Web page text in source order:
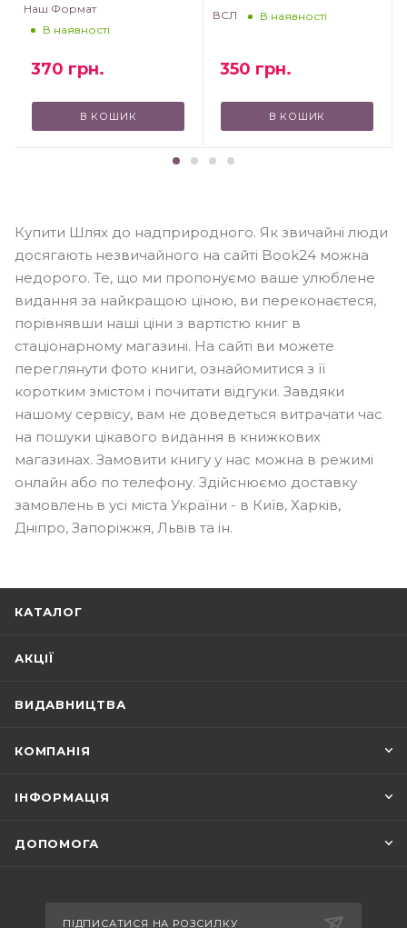
Наш Формат
В наявності
370 грн.
В КОШИК
ВСЛ В наявності
350 грн.
В КОШИК
Купити Шлях до надприродного. Як звичайні люди
досягають незвичайного на сайті Book24 можна
недорого. Те, що ми пропонуємо ваше улюблене
видання за найкращою ціною, ви переконаєтеся,
порівнявши наші ціни з вартістю книг в
стаціонарному магазині. На сайті ви можете
переглянути фото книги, ознайомитися з її
коротким змістом і почитати відгуки. Завдяки
нашому сервісу, вам не доведеться витрачати час
на пошуки цікавого видання в книжкових
магазинах. Замовити книгу у нас можна в режимі
онлайн або по телефону. Здійснюємо доставку
замовлень в усі міста України - в Київ, Харків,
Дніпро, Запоріжжя, Львів та ін.
КАТАЛОГ
АКЦІЇ
ВИДАВНИЦТВА
КОМПАНІЯ
ІНФОРМАЦІЯ
ДОПОМОГА
ПІДПИСАТИСЯ НА РОЗСИЛКУ